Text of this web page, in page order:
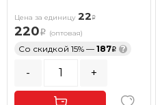
Цена за единицу 22
220 (оптовая)
Со скидкой 15% — 187 ?
- +